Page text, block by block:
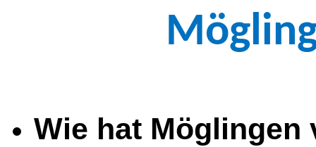
Wie hat Möglingen